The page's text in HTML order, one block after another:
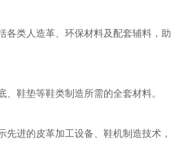
类人造革、环保材料及配套辅料，助
鞋垫等鞋类制造所需的全套材料。
进的皮革加工设备、鞋机制造技术，